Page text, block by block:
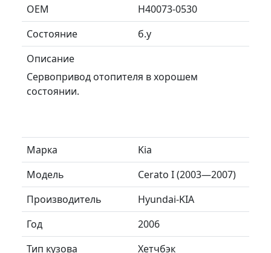
ОЕМ
H40073-0530
Состояние
б.у
Описание
Сервопривод отопителя в хорошем
состоянии.
Марка
Kia
Модель
Cerato I (2003—2007)
Производитель
Hyundai-KIA
Год
2006
Тип кузова
Хетчбэк